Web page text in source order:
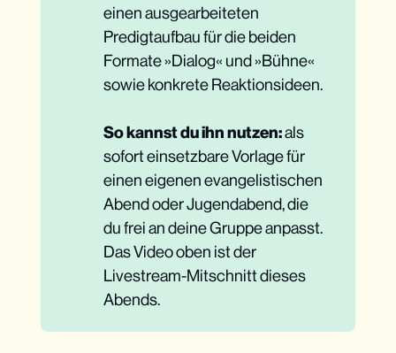
einen ausgearbeiteten
Predigtaufbau für die beiden
Formate »Dialog« und »Bühne«
sowie konkrete Reaktionsideen.
So kannst du ihn nutzen:als
sofort einsetzbare Vorlage für
einen eigenen evangelistischen
Abend oder Jugendabend, die
du frei an deine Gruppe anpasst.
Das Video oben ist der
Livestream-Mitschnitt dieses
Abends.